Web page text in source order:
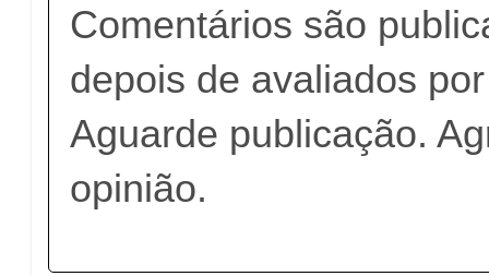
Comentários são
depois de avaliados
Aguarde publicação.
opinião.